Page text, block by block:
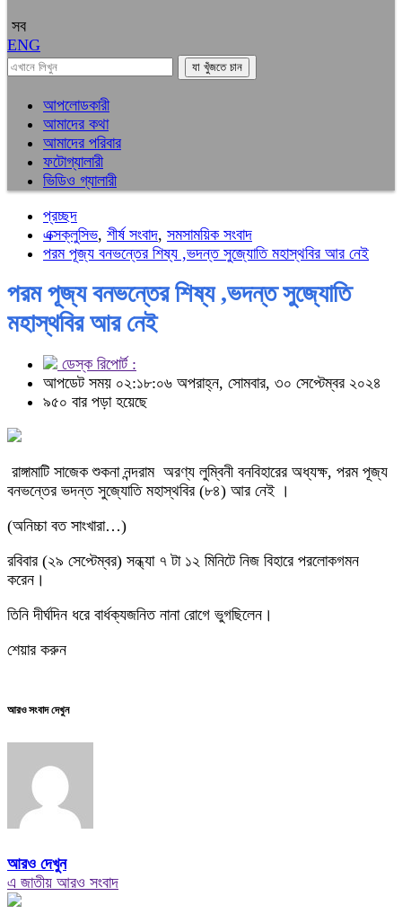
সব
ENG
আপলোডকারী
আমাদের কথা
আমাদের পরিবার
ফটোগ্যালারী
ভিডিও গ্যালারী
প্রচ্ছদ
এক্সক্লুসিভ, শীর্ষ সংবাদ, সমসাময়িক সংবাদ
পরম পূজ্য বনভন্তের শিষ্য ,ভদন্ত সুজ্যোতি মহাস্থবির আর নেই
পরম পূজ্য বনভন্তের শিষ্য ,ভদন্ত সুজ্যোতি
মহাস্থবির আর নেই
ডেস্ক রিপোর্ট :
আপডেট সময় ০২:১৮:০৬ অপরাহ্ন, সোমবার, ৩০ সেপ্টেম্বর ২০২৪
৯৫০ বার পড়া হয়েছে
রাঙ্গামাটি সাজেক শুকনা নন্দরাম অরণ্য লুম্বিনী বনবিহারের অধ্যক্ষ, পরম পূজ্য
বনভন্তের ভদন্ত সুজ্যোতি মহাস্থবির (৮৪) আর নেই ।
(অনিচ্চা বত সাংখারা…)
রবিবার (২৯ সেপ্টেম্বর) সন্ধ্যা ৭ টা ১২ মিনিটে নিজ বিহারে পরলোকগমন
করেন।
তিনি দীর্ঘদিন ধরে বার্ধক্যজনিত নানা রোগে ভুগছিলেন।
শেয়ার করুন
আরও সংবাদ দেখুন
আরও দেখুন
এ জাতীয় আরও সংবাদ